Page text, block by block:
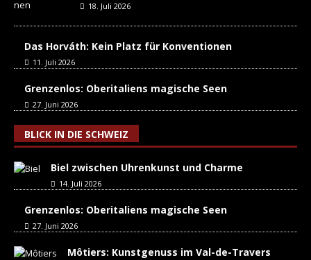
18. Juli 2026
Das Horváth: Kein Platz für Konventionen
11. Juli 2026
Grenzenlos: Oberitaliens magische Seen
27. Juni 2026
BLICK IN DIE SCHWEIZ
Biel zwischen Uhrenkunst und Charme
14. Juli 2026
Grenzenlos: Oberitaliens magische Seen
27. Juni 2026
Môtiers: Kunstgenuss im Val-de-Travers